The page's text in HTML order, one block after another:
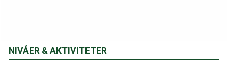
NIVÅER & AKTIVITETER